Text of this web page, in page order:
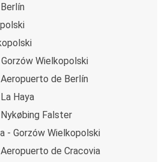
Wielkopolski
de Berlín
Haya
Falster
- Gorzów Wielkopolski
de Cracovia